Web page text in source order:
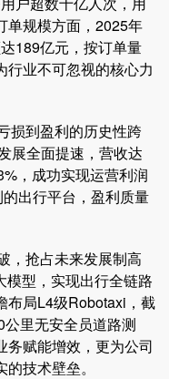
单规模方面，2025年
189亿元，按订单量
行业不可忽视的核心力
损到盈利的历史性跨
展全面提速，营收达
，成功实现运营利润
出行平台，盈利质量
，抢占未来发展制高
模型，实现出行全链路
布局L4级Robotaxi，截
里无安全员道路测
务赋能增效，更为公司
技术壁垒。